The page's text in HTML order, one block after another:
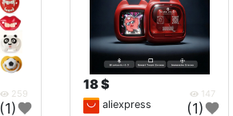
259
(1)
18 $
147
aliexpress (1)